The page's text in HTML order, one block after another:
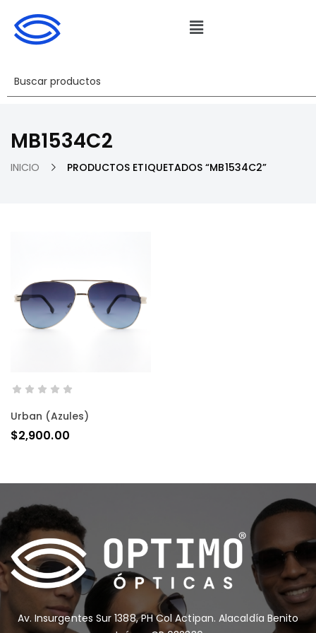
MB1534C2
INICIO PRODUCTOS ETIQUETADOS “MB1534C2”
AÑADIR AL CARRITO
Urban (azules)
$2,900.00
Av. Insurgentes Sur 1388, PH Col Actipan. Alacaldía Benito